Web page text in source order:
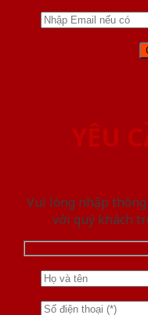
YÊU
Vui lòng nhập
với quý khách